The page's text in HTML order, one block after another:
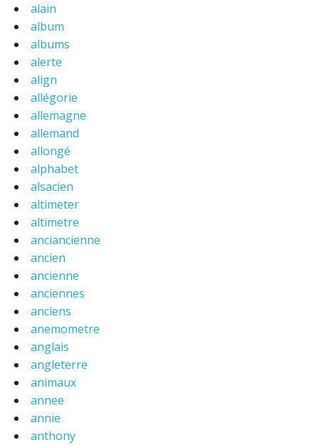
alain
album
albums
alerte
align
allégorie
allemagne
allemand
allongé
alphabet
alsacien
altimeter
altimetre
anciancienne
ancien
ancienne
anciennes
anciens
anemometre
anglais
angleterre
animaux
annee
annie
anthony